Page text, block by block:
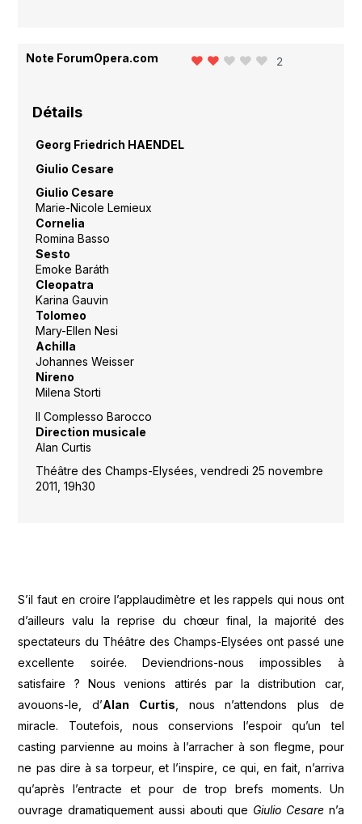
Note ForumOpera.com 2
Détails
Georg Friedrich HAENDEL
Giulio Cesare
Giulio Cesare
Marie-Nicole Lemieux
Cornelia
Romina Basso
Sesto
Emoke Baráth
Cleopatra
Karina Gauvin
Tolomeo
Mary-Ellen Nesi
Achilla
Johannes Weisser
Nireno
Milena Storti
Il Complesso Barocco
Direction musicale
Alan Curtis
Théâtre des Champs-Elysées, vendredi 25 novembre
2011, 19h30
S’il faut en croire l’applaudimètre et les rappels qui nous ont
d’ailleurs valu la reprise du chœur final, la majorité des
spectateurs du Théâtre des Champs-Elysées ont passé une
excellente soirée. Deviendrions-nous impossibles à
satisfaire ? Nous venions attirés par la distribution car,
avouons-le, d’Alan Curtis, nous n’attendons plus de
miracle. Toutefois, nous conservions l’espoir qu’un tel
casting parvienne au moins à l’arracher à son flegme, pour
ne pas dire à sa torpeur, et l’inspire, ce qui, en fait, n’arriva
qu’après l’entracte et pour de trop brefs moments. Un
ouvrage dramatiquement aussi abouti que Giulio Cesaren’a